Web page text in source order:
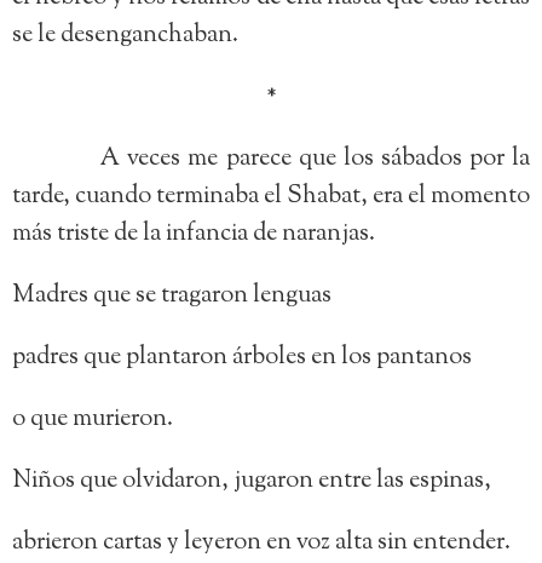
se le desenganchaban.
*
A veces me parece que los sábados por la
tarde, cuando terminaba el Shabat, era el momento
más triste de la infancia de naranjas.
Madres que se tragaron lenguas
padres que plantaron árboles en los pantanos
o que murieron.
Niños que olvidaron, jugaron entre las espinas,
abrieron cartas y leyeron en voz alta sin entender.